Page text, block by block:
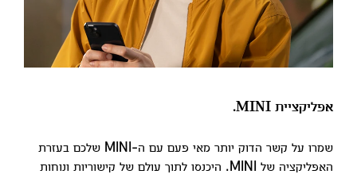
אפליקציית MINI.
שמרו על קשר הדוק יותר מאי פעם עם ה-MINI שלכם בעזרת
האפליקציה של MINI. היכנסו לתוך עולם של קישוריות ונוחות